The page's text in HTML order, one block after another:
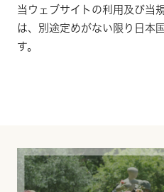
当ウェブサイトの利用及び当
は、別途定めがない限り日本
す。